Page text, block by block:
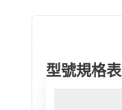
型號規格表